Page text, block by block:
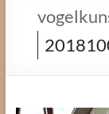
koffie
buurt